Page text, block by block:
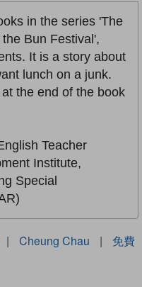
in the series 'The
Bun Festival',
It is a story about
lunch on a junk.
the end of the book
Teacher
Institute,
Special
| Cheung Chau |
免費